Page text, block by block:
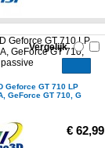
Geforce GT 710 LP
GeForce GT 710, G
€ 62,99
Vergelijk